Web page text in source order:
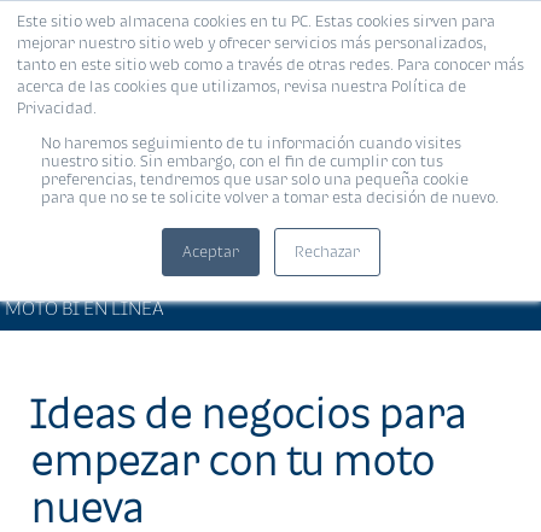
Este sitio web almacena cookies en tu PC. Estas cookies sirven para
mejorar nuestro sitio web y ofrecer servicios más personalizados,
tanto en este sitio web como a través de otras redes. Para conocer más
acerca de las cookies que utilizamos, revisa nuestra Política de
Privacidad.
No haremos seguimiento de tu información cuando visites
nuestro sitio. Sin embargo, con el fin de cumplir con tus
preferencias, tendremos que usar solo una pequeña cookie
para que no se te solicite volver a tomar esta decisión de nuevo.
Aceptar Rechazar
MENÚ
MOTO BI EN LÍNEA
Ideas de negocios para
empezar con tu moto
nueva